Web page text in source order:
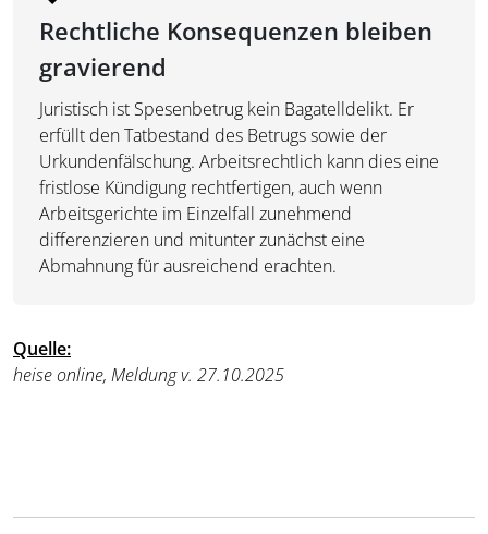
Rechtliche Konsequenzen bleiben
gravierend
Juristisch ist Spesenbetrug kein Bagatelldelikt. Er
erfüllt den Tatbestand des Betrugs sowie der
Urkundenfälschung. Arbeitsrechtlich kann dies eine
fristlose Kündigung rechtfertigen, auch wenn
Arbeitsgerichte im Einzelfall zunehmend
differenzieren und mitunter zunächst eine
Abmahnung für ausreichend erachten.
Quelle:
heise online, Meldung v. 27.10.2025